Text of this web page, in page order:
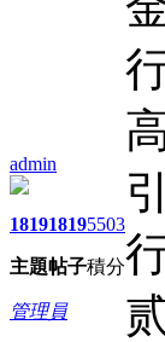
admin
1819
主題
1819
帖子
5503
積分
管理員